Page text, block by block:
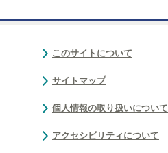
このサイトについて
サイトマップ
個人情報の取り扱いについて
アクセシビリティについて